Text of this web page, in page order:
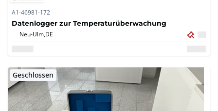
A1-46981-172
Datenlogger zur Temperaturüberwachung
Neu-Ulm,DE
Geschlossen